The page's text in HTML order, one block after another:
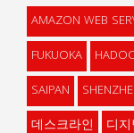
AMAZON WEB
FUKUOKA
SAIPAN
데스크라인
디